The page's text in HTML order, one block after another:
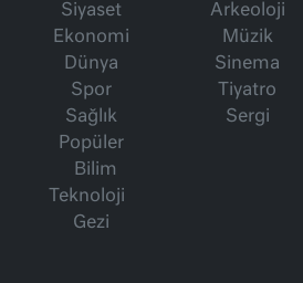
Siyaset
Ekonomi
Dünya
Spor
Sağlık
Popüler
Bilim
Teknoloji
Gezi
Arkeoloji
Müzik
Sinema
Tiyatro
Sergi